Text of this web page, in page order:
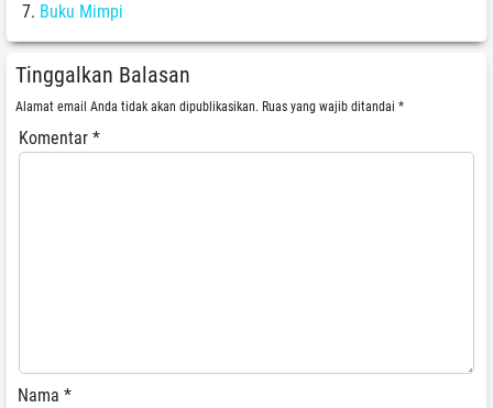
Buku Mimpi
Tinggalkan Balasan
Alamat email Anda tidak akan dipublikasikan. Ruas yang wajib ditandai *
Komentar *
Nama *